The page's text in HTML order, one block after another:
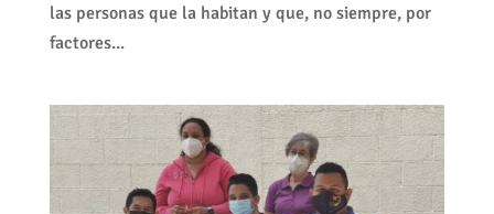
las personas que la habitan y que, no siempre, por
factores...